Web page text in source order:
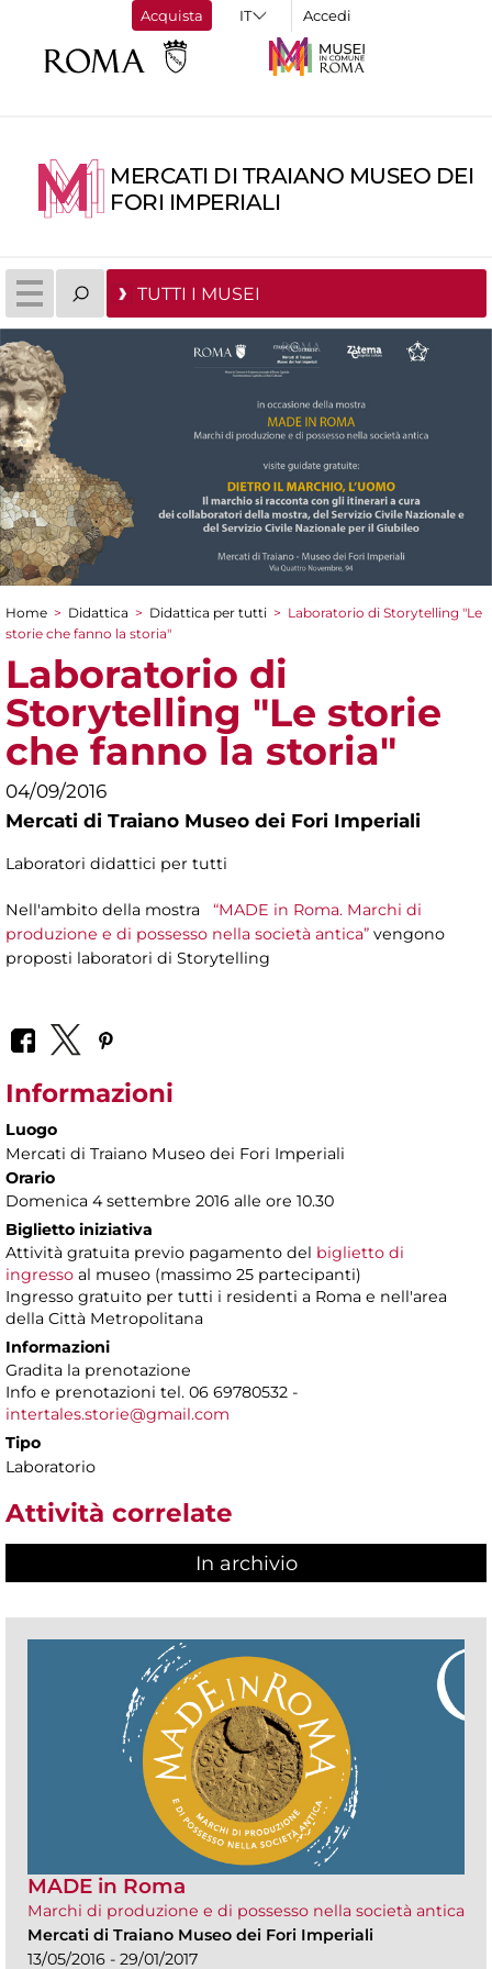
Acquista Accedi
MERCATI DI TRAIANO MUSEO DEI
FORI IMPERIALI
TUTTI I MUSEI
Tu sei qui
Home > Didattica > Didattica per tutti > Laboratorio di Storytelling "Le
storie che fanno la storia"
Laboratorio di
Storytelling "Le storie
che fanno la storia"
04/09/2016
Mercati di Traiano Museo dei Fori Imperiali
Laboratori didattici per tutti
Nell'ambito della mostra “MADE in Roma. Marchi di
produzione e di possesso nella società antica” vengono
proposti laboratori di Storytelling
Informazioni
Luogo
Mercati di Traiano Museo dei Fori Imperiali
Orario
Domenica 4 settembre 2016 alle ore 10.30
Biglietto iniziativa
Attività gratuita previo pagamento del biglietto di
ingresso al museo (massimo 25 partecipanti)
Ingresso gratuito per tutti i residenti a Roma e nell'area
della Città Metropolitana
Informazioni
Gradita la prenotazione
Info e prenotazioni tel. 06 69780532 -
intertales.storie@gmail.com
Tipo
Laboratorio
Attività correlate
In archivio
MADE in Roma
Marchi di produzione e di possesso nella società antica
Mercati di Traiano Museo dei Fori Imperiali
13/05/2016 - 29/01/2017